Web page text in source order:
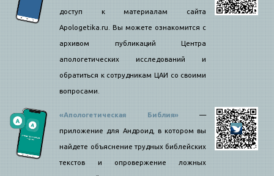
доступ к материалам сайта
Apologetika.ru. Вы можете ознакомится с
архивом публикаций Центра
апологетических исследований и
обратиться к сотрудникам ЦАИ со своими
вопросами.
«Апологетическая Библия»—
приложение для Андроид, в котором вы
найдете объяснение трудных библейских
текстов и опровержение ложных